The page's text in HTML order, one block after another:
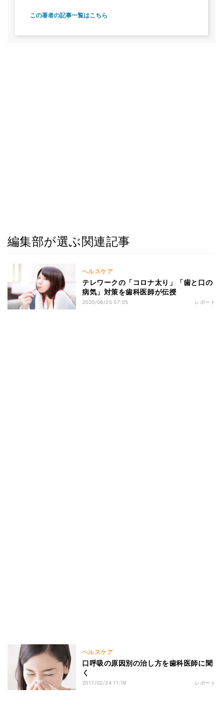
この著者の記事一覧はこちら
編集部が選ぶ関連記事
ヘルスケア
テレワークの「コロナ太り」「歯と口の
病気」対策を歯科医師が伝授
2020/06/25 07:05 レポート
ヘルスケア
口呼吸の原因別の治し方を歯科医師に聞
く
2017/02/24 11:19 レポート